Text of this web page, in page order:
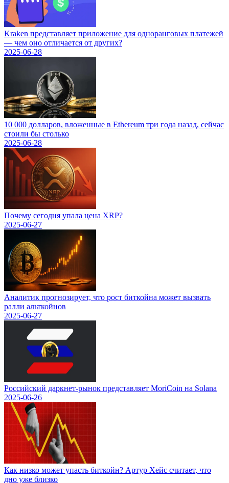
Kraken представляет приложение для одноранговых платежей
— чем оно отличается от других?
2025-06-28
10 000 долларов, вложенные в Ethereum три года назад, сейчас
стоили бы столько
2025-06-28
Почему сегодня упала цена XRP?
2025-06-27
Аналитик прогнозирует, что рост биткойна может вызвать
ралли альткойнов
2025-06-27
Российский даркнет-рынок представляет MoriCoin на Solana
2025-06-26
Как низко может упасть биткойн? Артур Хейс считает, что
дно уже близко